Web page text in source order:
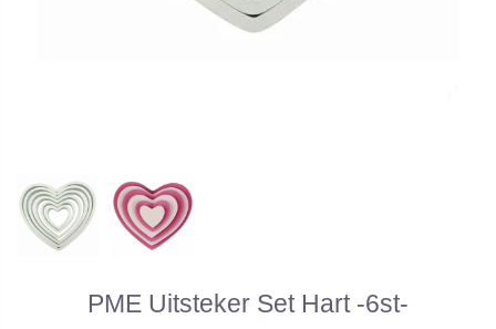
PME Uitsteker Set Hart -6st-